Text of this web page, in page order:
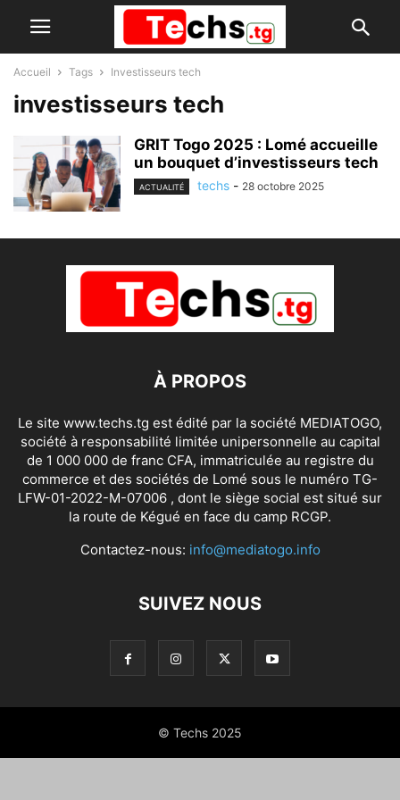
Accueil Tags Investisseurs tech
investisseurs tech
GRIT Togo 2025 : Lomé accueille
un bouquet d’investisseurs tech
ACTUALITÉ techs - 28 octobre 2025
À PROPOS
Le site www.techs.tg est édité par la société MEDIATOGO,
société à responsabilité limitée unipersonnelle au capital
de 1 000 000 de franc CFA, immatriculée au registre du
commerce et des sociétés de Lomé sous le numéro TG-
LFW-01-2022-M-07006 , dont le siège social est situé sur
la route de Kégué en face du camp RCGP.
Contactez-nous: info@mediatogo.info
SUIVEZ NOUS
© Techs 2025